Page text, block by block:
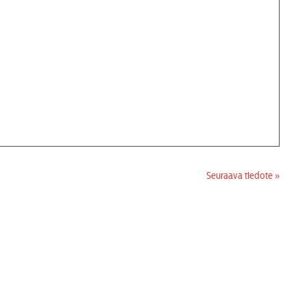
Seuraava tiedote »